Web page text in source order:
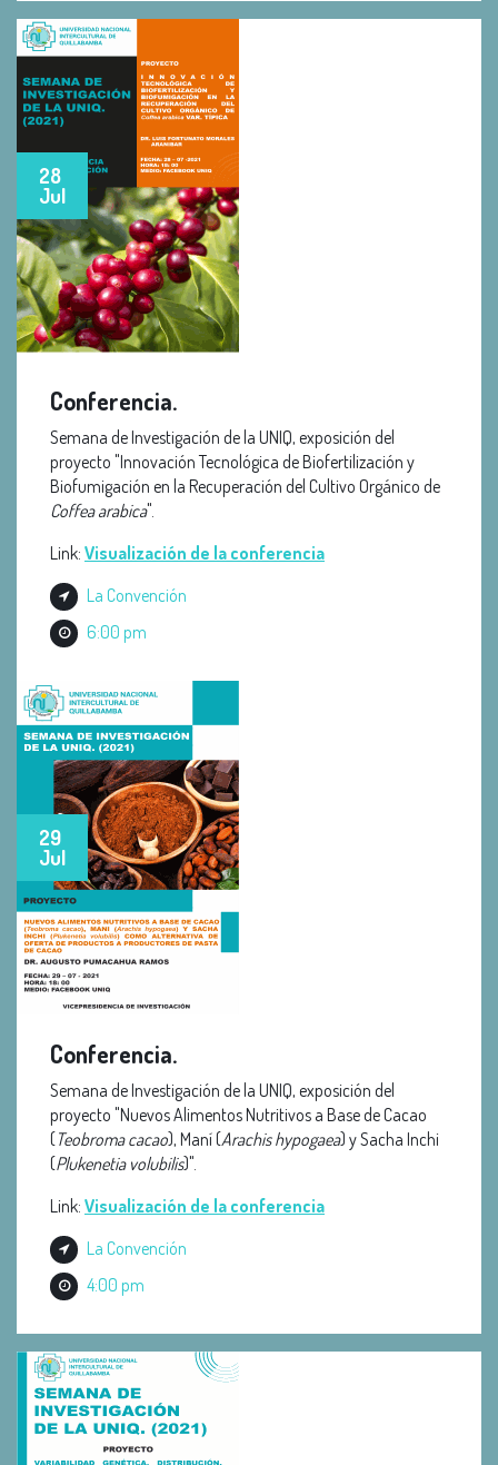
28
Jul
Conferencia.
Semana de Investigación de la UNIQ, exposición del
proyecto "Innovación Tecnológica de Biofertilización y
Biofumigación en la Recuperación del Cultivo Orgánico de
Coffea arabica".
Link: Visualización de la conferencia
La Convención
6:00 pm
29
Jul
Conferencia.
Semana de Investigación de la UNIQ, exposición del
proyecto "Nuevos Alimentos Nutritivos a Base de Cacao
(Teobroma cacao), Maní (Arachis hypogaea) y Sacha Inchi
(Plukenetia volubilis)".
Link: Visualización de la conferencia
La Convención
4:00 pm